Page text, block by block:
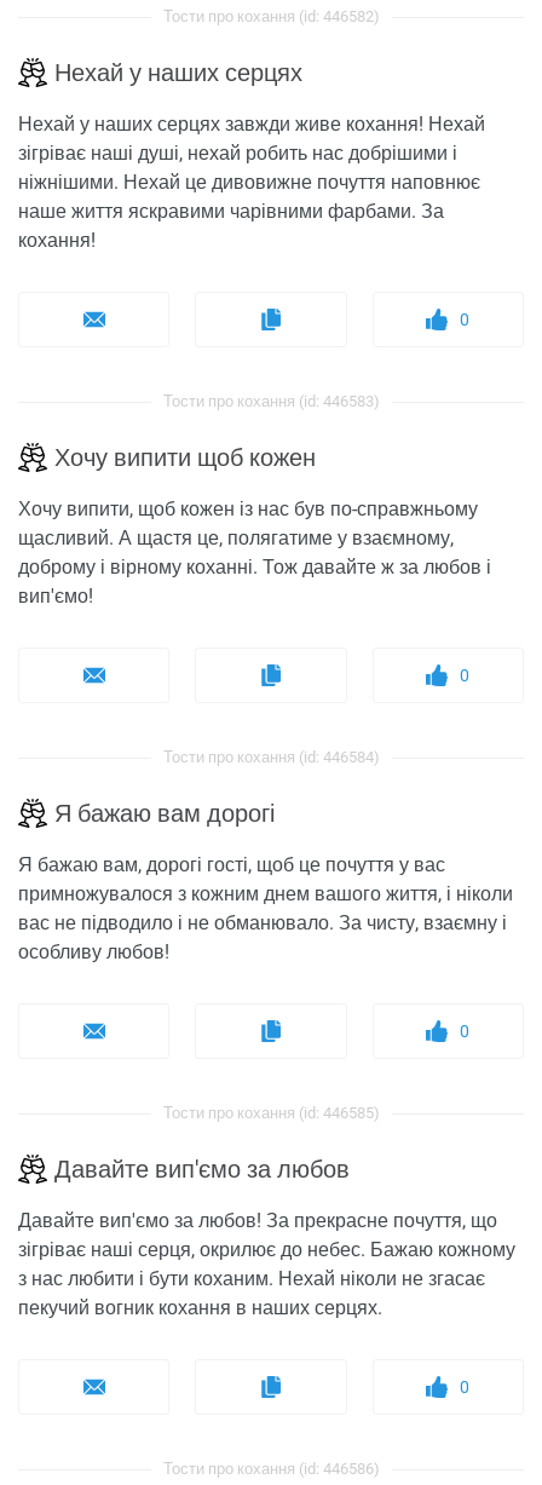
Тости про кохання (id: 446582)
Нехай у наших серцях
Нехай у наших серцях завжди живе кохання! Нехай
зігріває наші душі, нехай робить нас добрішими і
ніжнішими. Нехай це дивовижне почуття наповнює
наше життя яскравими чарівними фарбами. За
кохання!
0
Тости про кохання (id: 446583)
Хочу випити щоб кожен
Хочу випити, щоб кожен із нас був по-справжньому
щасливий. А щастя це, полягатиме у взаємному,
доброму і вірному коханні. Тож давайте ж за любов і
вип'ємо!
0
Тости про кохання (id: 446584)
Я бажаю вам дорогі
Я бажаю вам, дорогі гості, щоб це почуття у вас
примножувалося з кожним днем ​​вашого життя, і ніколи
вас не підводило і не обманювало. За чисту, взаємну і
особливу любов!
0
Тости про кохання (id: 446585)
Давайте вип'ємо за любов
Давайте вип'ємо за любов! За прекрасне почуття, що
зігріває наші серця, окрилює до небес. Бажаю кожному
з нас любити і бути коханим. Нехай ніколи не згасає
пекучий вогник кохання в наших серцях.
0
Тости про кохання (id: 446586)